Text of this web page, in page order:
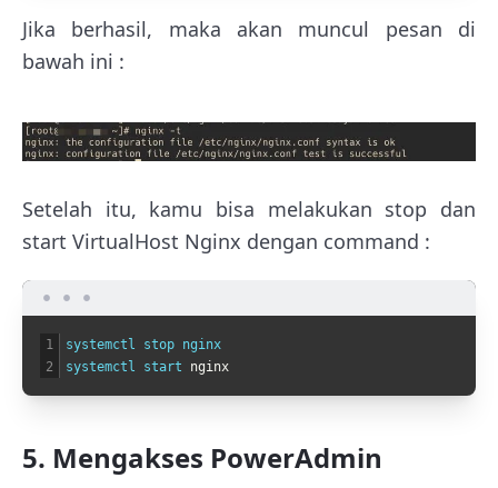
Jika berhasil, maka akan muncul pesan di
bawah ini :
Setelah itu, kamu bisa melakukan stop dan
start VirtualHost Nginx dengan command :
1
2
systemctl stop nginx
systemctl start nginx
5. Mengakses PowerAdmin